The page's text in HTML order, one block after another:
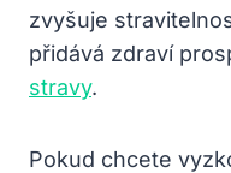
zvyšuje
přidává zdraví
stravy.
Pokud chcete